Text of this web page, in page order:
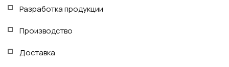
Разработка продукции
Производство
Доставка
Белорусская
пн-сб 10:00 - 20:00 (вс 10:00 - 19:00)
(9.05 -выходной)